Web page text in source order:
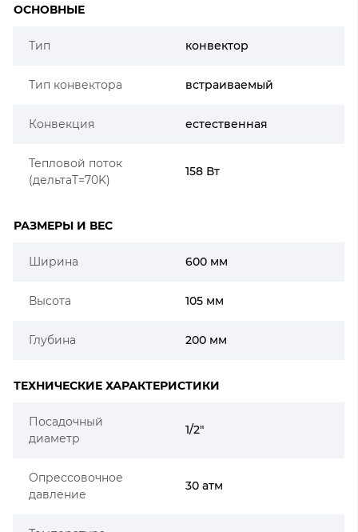
ОСНОВНЫЕ
Тип конвектор
Тип конвектора встраиваемый
Конвекция естественная
Тепловой поток
(дельтаT=70K)
158 Вт
РАЗМЕРЫ И ВЕС
Ширина 600 мм
Высота 105 мм
Глубина 200 мм
ТЕХНИЧЕСКИЕ ХАРАКТЕРИСТИКИ
Посадочный
диаметр
1/2"
Опрессовочное
давление
30 атм